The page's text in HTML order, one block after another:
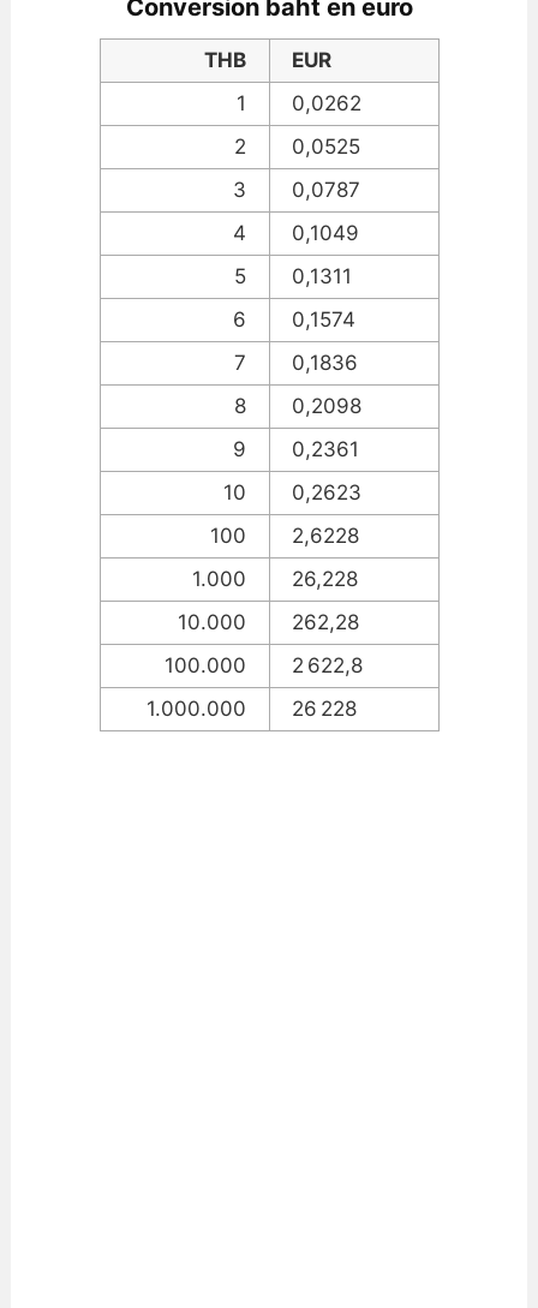
Conversion baht en euro
THB
EUR
1
0,0262
2
0,0525
3
0,0787
4
0,1049
5
0,1311
6
0,1574
7
0,1836
8
0,2098
9
0,2361
10
0,2623
100
2,6228
1.000
26,228
10.000
262,28
100.000
2 622,8
1.000.000
26 228